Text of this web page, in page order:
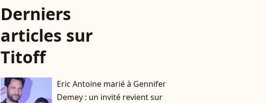
Derniers
articles sur
Titoff
Eric Antoine marié à Gennifer
Demey : un invité revient sur